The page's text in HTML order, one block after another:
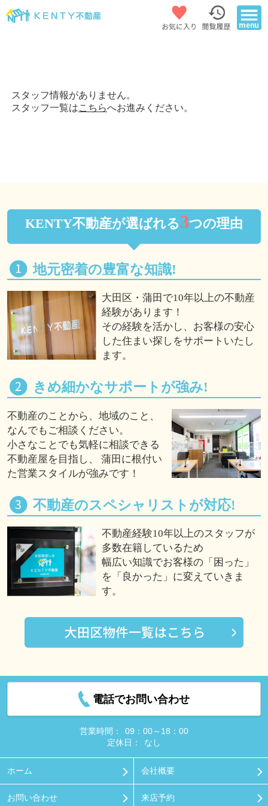
スタッフ情報がありません。
スタッフ一覧はこちらへお進みください。
KENTY不動産が選ばれる3つの理由
地元密着の豊富な知識!
大田区・蒲田で10年以上の不動産
経験があります！
その経験を活かし、お客様の安心
した住まい探しをサポートいたし
ます。
きめ細かなサポートが強み!
不動産のことから、地域のこと、
なんでもご相談ください。
小さなことでも気軽に相談できる
不動産屋を目指し、 蒲田に根付い
た営業スタイルが強みです！
不動産のスペシャリストが対応!
不動産経験10年以上のスタッフが
多数在籍しているため
幅広い知識でお客様の「困った」
を「良かった」に変えていきま
す。
電話でお問い合わせ
営業時間：
09：00～18：00
定休日：
なし
ホーム 会社概要
お問い合わせ 来店予約